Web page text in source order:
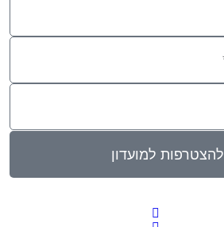
להצטרפות למועדון